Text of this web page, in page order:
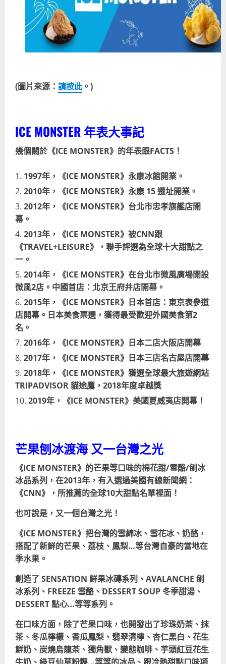
(圖片來源： 請按此。)
ICE MONSTER 年表大事記
幾個關於《ICE MONSTER》的年表跟FACTS！
1997年，《ICE MONSTER》永康冰館開業。
2010年，《ICE MONSTER》永康 15 遷址開業。
2012年，《ICE MONSTER》台北市忠孝旗艦店開
幕。
2013年，
《ICE MONSTER》被CNN跟
《TRAVEL+LEISURE》，聯手評選為全球十大甜點之
一。
2014年，《ICE MONSTER》在台北市微風廣場開設
微風2店。中國首店：北京王府井店開幕。
2015年，
《ICE MONSTER》 日本首店：東京表參道
店開幕。日本美食票選，獲得最受歡迎外國美食第2
名。
2016年，
《ICE MONSTER》 日本二店大阪店開幕
2017年，
《ICE MONSTER》 日本三店名古屋店開幕
2018年，
《ICE MONSTER》 獲選全球最大旅遊網站
TRIPADVISOR 貓途鷹，2018年度卓越獎
2019年，《ICE MONSTER》美國夏威夷店開幕！
芒果刨冰渡海 又一台灣之光
《ICE MONSTER》的芒果等口味的棉花甜/雪酪/刨冰
冰品系列，在2013年，有入選過美國有線新聞網：
《CNN》，所推薦的全球10大甜點名單裡面！
也可說是，又一個台灣之光！
《ICE MONSTER》把台灣的雪綿冰、雪花冰、奶酪，
搭配了新鮮的芒果、荔枝、鳳梨…等台灣自豪的當地在
季水果。
創造了 SENSATION 鮮果冰磚系列、AVALANCHE 刨
冰系列、FREEZE 雪酪、DESSERT SOUP 冬季甜湯、
DESSERT 點心…等等系列。
在口味方面，除了芒果口味，也開發出了珍珠奶茶、抹
茶、冬瓜檸檬、香瓜鳳梨、翡翠清檸、杏仁黑白、花生
鮮奶、炭燒烏龍茶、獨角獸、變態咖啡、芋頭紅豆花生